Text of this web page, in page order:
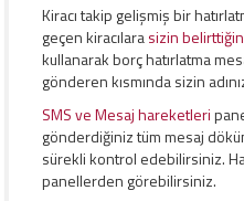
Kiracı takip gelişmiş bir
geçen kiracılarasizin
kullanarak borç hatırlatma
gönderen kısmında sizin
SMS ve Mesaj hareketleri
gönderdiğiniz tüm mesaj
sürekli kontrol edebilirsiniz.
panellerden görebilirsiniz.